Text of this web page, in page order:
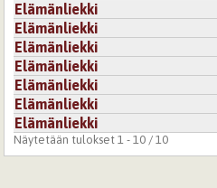
Elämänliekki
Elämänliekki
Elämänliekki
Elämänliekki
Elämänliekki
Elämänliekki
Elämänliekki
Näytetään tulokset 1 - 10 / 10